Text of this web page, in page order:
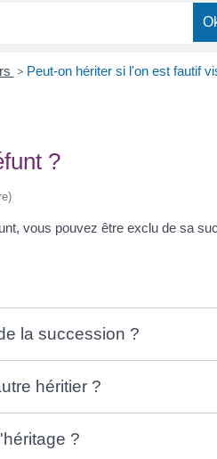
> Peut-on hériter si l'on est fautif
?
vous pouvez être exclu de sa
la succession ?
héritier ?
?